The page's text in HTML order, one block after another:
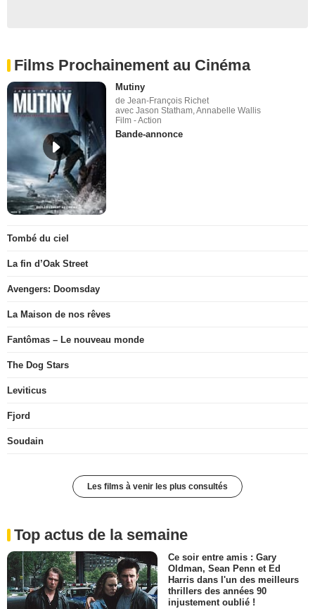
Films Prochainement au Cinéma
Mutiny
de Jean-François Richet
avec Jason Statham, Annabelle Wallis
Film - Action
Bande-annonce
Tombé du ciel
La fin d’Oak Street
Avengers: Doomsday
La Maison de nos rêves
Fantômas – Le nouveau monde
The Dog Stars
Leviticus
Fjord
Soudain
Les films à venir les plus consultés
Top actus de la semaine
Ce soir entre amis : Gary
Oldman, Sean Penn et Ed
Harris dans l'un des meilleurs
thrillers des années 90
injustement oublié !